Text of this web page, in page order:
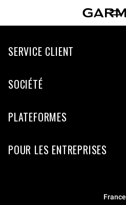
SERVICE CLIENT
SOCIÉTÉ
PLATEFORMES
POUR LES ENTREPRISES
France